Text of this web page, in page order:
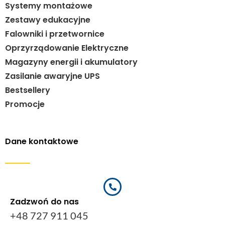
Systemy montażowe
Zestawy edukacyjne
Falowniki i przetwornice
Oprzyrządowanie Elektryczne
Magazyny energii i akumulatory
Zasilanie awaryjne UPS
Bestsellery
Promocje
Dane kontaktowe
Zadzwoń do nas
+48 727 911 045